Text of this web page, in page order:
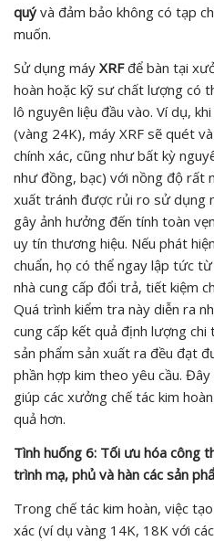
quý và đảm bảo không có tạp
muốn.
Sử dụng máy XRFđể bàn tại
hoàn hoặc kỹ sư chất lượng có
lô nguyên liệu đầu vào. Ví dụ,
(vàng 24K), máy XRF sẽ quét
chính xác, cũng như bất kỳ
như đồng, bạc) với nồng độ rất
xuất tránh được rủi ro sử dụng
gây ảnh hưởng đến tính toàn
uy tín thương hiệu. Nếu phát
chuẩn, họ có thể ngay lập tức
nhà cung cấp đổi trả, tiết kiệm
Quá trình kiểm tra này diễn ra
cung cấp kết quả định lượng
sản phẩm sản xuất ra đều đạt
phần hợp kim theo yêu cầu.
giúp các xưởng chế tác kim
quả hơn.
Tình huống 6: Tối ưu hóa công
trình mạ, phủ và hàn các sản
Trong chế tác kim hoàn, việc
xác (ví dụ vàng 14K, 18K với